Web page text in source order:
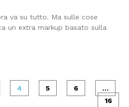
va su tutto. Ma sulle cose
un extra markup basato sulla
4 5 6
…
16